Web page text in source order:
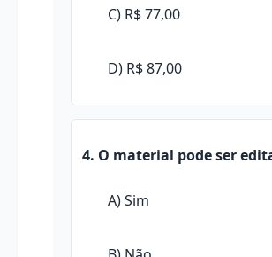
C) R$ 77,00
D) R$ 87,00
4. O material pode ser
A) Sim